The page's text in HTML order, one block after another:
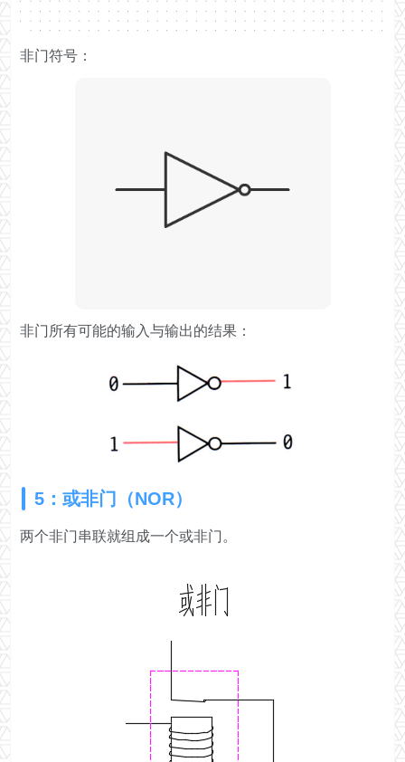
非门符号：
非门所有可能的输入与输出的结果：
5：或非门（NOR）
两个非门串联就组成一个或非门。